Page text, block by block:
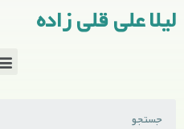
لیلا علی قلی زاده